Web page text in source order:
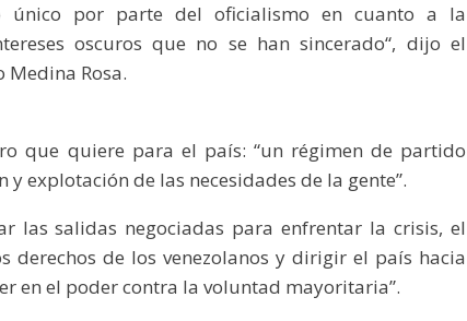
único por parte del oficialismo en cuanto a la
oscuros que no se han sincerado“, dijo el
Medina Rosa.
que quiere para el país: “un régimen de partido
explotación de las necesidades de la gente”.
las salidas negociadas para enfrentar la crisis, el
derechos de los venezolanos y dirigir el país hacia
en el poder contra la voluntad mayoritaria”.